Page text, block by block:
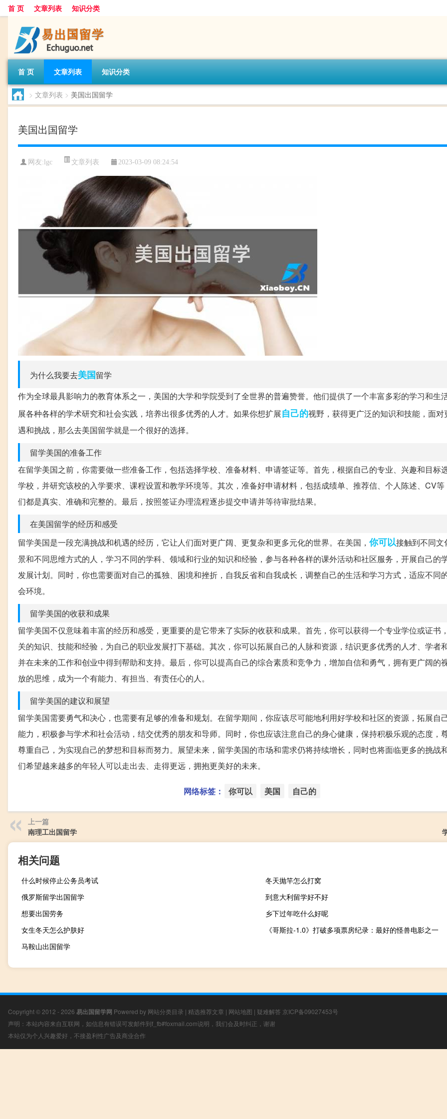
首 页 文章列表 知识分类
首 页 文章列表 知识分类
> 文章列表 > 美国出国留学
美国出国留学
网友: lgc 文章列表 2023-03-09 08:24:54
为什么我要去美国留学
作为全球最具影响力的教育体系之一，美国的大学和学院受到了全世界的普遍赞誉。他们提供了一个丰富多彩的学习和生
展各种各样的学术研究和社会实践，培养出很多优秀的人才。如果你想扩展自己的视野，获得更广泛的知识和技能，面对
遇和挑战，那么去美国留学就是一个很好的选择。
留学美国的准备工作
在留学美国之前，你需要做一些准备工作，包括选择学校、准备材料、申请签证等。首先，根据自己的专业、兴趣和目标
学校，并研究该校的入学要求、课程设置和教学环境等。其次，准备好申请材料，包括成绩单、推荐信、个人陈述、CV
们都是真实、准确和完整的。最后，按照签证办理流程逐步提交申请并等待审批结果。
在美国留学的经历和感受
留学美国是一段充满挑战和机遇的经历，它让人们面对更广阔、更复杂和更多元化的世界。在美国，你可以接触到不同文
景和不同思维方式的人，学习不同的学科、领域和行业的知识和经验，参与各种各样的课外活动和社区服务，开展自己的
发展计划。同时，你也需要面对自己的孤独、困境和挫折，自我反省和自我成长，调整自己的生活和学习方式，适应不同
会环境。
留学美国的收获和成果
留学美国不仅意味着丰富的经历和感受，更重要的是它带来了实际的收获和成果。首先，你可以获得一个专业学位或证书
关的知识、技能和经验，为自己的职业发展打下基础。其次，你可以拓展自己的人脉和资源，结识更多优秀的人才、学者
并在未来的工作和创业中得到帮助和支持。最后，你可以提高自己的综合素质和竞争力，增加自信和勇气，拥有更广阔的
放的思维，成为一个有能力、有担当、有责任心的人。
留学美国的建议和展望
留学美国需要勇气和决心，也需要有足够的准备和规划。在留学期间，你应该尽可能地利用好学校和社区的资源，拓展自
能力，积极参与学术和社会活动，结交优秀的朋友和导师。同时，你也应该注意自己的身心健康，保持积极乐观的态度，
尊重自己，为实现自己的梦想和目标而努力。展望未来，留学美国的市场和需求仍将持续增长，同时也将面临更多的挑战
们希望越来越多的年轻人可以走出去、走得更远，拥抱更美好的未来。
网络标签： 你可以 美国 自己的
上一篇
南理工出国留学
相关问题
什么时候停止公务员考试
冬天抛竿怎么打窝
俄罗斯留学出国留学
到意大利留学好不好
想要出国劳务
乡下过年吃什么好呢
女生冬天怎么护肤好
《哥斯拉-1.0》打破多项票房纪录：最好的怪兽电影之一
马鞍山出国留学
Copyright © 2012 - 2026 易出国留学网 Powered by 网站分类目录 | 精选推荐文章 | 网站地图 | 疑难解答 京ICP备09027453号
声明：本站内容来自互联网，如信息有错误可发邮件到f_fb#foxmail.com说明，我们会及时纠正，谢谢
本站仅为个人兴趣爱好，不接盈利性广告及商业合作